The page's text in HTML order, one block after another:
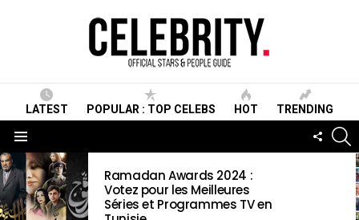
LATEST POPULAR : TOP CELEBS HOT TRENDING
LATEST
STORIES
Ramadan Awards 2024 :
Votez pour les Meilleures
Séries et Programmes TV en